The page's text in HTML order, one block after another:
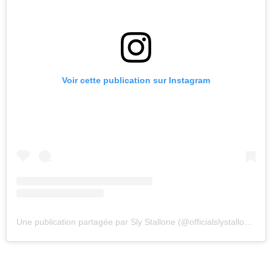
Voir cette publication sur Instagram
Une publication partagée par Sly Stallone (@officialslystallone)